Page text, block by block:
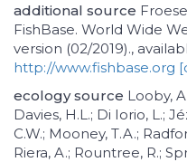
additional source
FishBase. World Wide
version (02/2019).,
http://www.fishbase.org
ecology source Looby,
Davies, H.L.; Di Iorio, L.;
C.W.; Mooney, T.A.;
Riera, A.; Rountree, R.;